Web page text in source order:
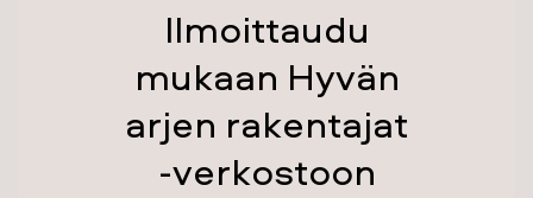
Ilmoittaudu
mukaan Hyvän
arjen rakentajat
-verkostoon